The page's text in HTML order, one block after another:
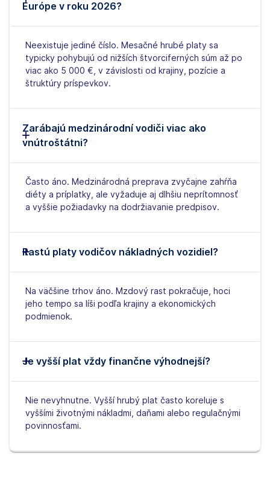
Európe v roku 2026?
Neexistuje jediné číslo. Mesačné hrubé platy sa
typicky pohybujú od nižších štvorciferných súm až po
viac ako 5 000 €, v závislosti od krajiny, pozície a
štruktúry príspevkov.
Zarábajú medzinárodní vodiči viac ako
vnútroštátni?
Často áno. Medzinárodná preprava zvyčajne zahŕňa
diéty a príplatky, ale vyžaduje aj dlhšiu neprítomnosť
a vyššie požiadavky na dodržiavanie predpisov.
Rastú platy vodičov nákladných vozidiel?
Na väčšine trhov áno. Mzdový rast pokračuje, hoci
jeho tempo sa líši podľa krajiny a ekonomických
podmienok.
Je vyšší plat vždy finančne výhodnejší?
Nie nevyhnutne. Vyšší hrubý plat často koreluje s
vyššími životnými nákladmi, daňami alebo regulačnými
povinnosťami.